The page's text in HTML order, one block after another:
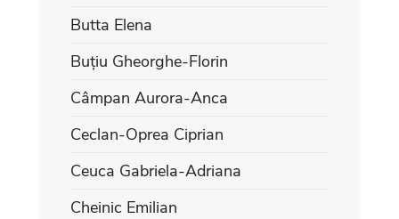
Butta Elena
Buțiu Gheorghe-Florin
Câmpan Aurora-Anca
Ceclan-Oprea Ciprian
Ceuca Gabriela-Adriana
Cheinic Emilian